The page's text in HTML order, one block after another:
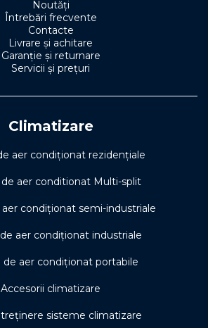
Noutăți
Întrebări frecvente
Contacte
Livrare și achitare
Garanție și returnare
Servicii și prețuri
Climatizare
aer condiționat rezidențiale
aer conditionat Multi-split
condiționat semi-industriale
aer condiționat industriale
de aer condiționat portabile
Accesorii climatizare
sisteme climatizare